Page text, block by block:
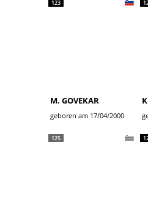
123
M. GOVEKAR
geboren am 17/04/2000
125